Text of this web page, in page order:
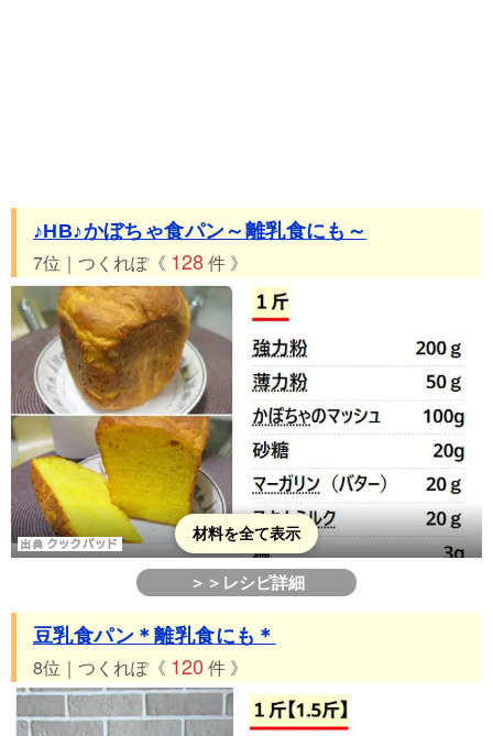
♪HB♪かぼちゃ食パン～離乳食にも～
7位｜つくれぽ《 128件 》
材料を全て表示
＞＞レシピ詳細
豆乳食パン＊離乳食にも＊
8位｜つくれぽ《 120 件 》